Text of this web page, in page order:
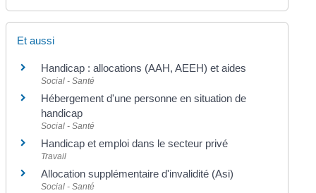
Et aussi
Handicap : allocations (AAH, AEEH) et aides
Social - Santé
Hébergement d'une personne en situation de
handicap
Social - Santé
Handicap et emploi dans le secteur privé
Travail
Allocation supplémentaire d'invalidité (Asi)
Social - Santé